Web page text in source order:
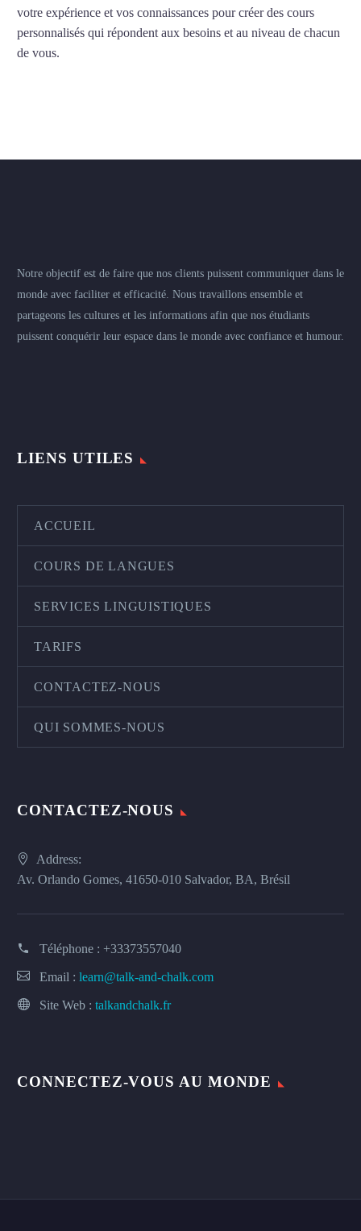
votre expérience et vos connaissances pour créer des cours
personnalisés qui répondent aux besoins et au niveau de chacun
de vous.
Notre objectif est de faire que nos clients puissent communiquer dans le
monde avec faciliter et efficacité. Nous travaillons ensemble et
partageons les cultures et les informations afin que nos étudiants
puissent conquérir leur espace dans le monde avec confiance et humour.
LIENS UTILES
ACCUEIL
COURS DE LANGUES
SERVICES LINGUISTIQUES
TARIFS
CONTACTEZ-NOUS
QUI SOMMES-NOUS
CONTACTEZ-NOUS
Address:
Av. Orlando Gomes, 41650-010 Salvador, BA, Brésil
Téléphone : +33373557040
Email : learn@talk-and-chalk.com
Site Web : talkandchalk.fr
CONNECTEZ-VOUS AU MONDE